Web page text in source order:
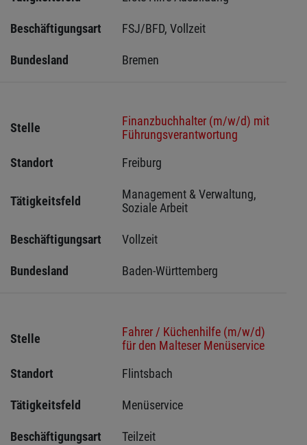
Beschäftigungsart FSJ/BFD, Vollzeit
Bundesland Bremen
Stelle
Finanzbuchhalter (m/w/d) mit
Führungsverantwortung
Standort
Freiburg
Tätigkeitsfeld
Management & Verwaltung,
Soziale Arbeit
Beschäftigungsart Vollzeit
Bundesland Baden-Württemberg
Stelle
Fahrer / Küchenhilfe (m/w/d)
für den Malteser Menüservice
Standort
Flintsbach
Tätigkeitsfeld Menüservice
Beschäftigungsart Teilzeit